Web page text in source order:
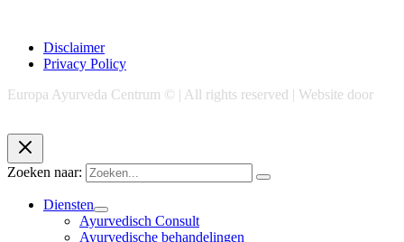
Disclaimer
Privacy Policy
Europa Ayurveda Centrum © | All rights reserved | Website door
Zoeken naar:
Diensten
Ayurvedisch Consult
Ayurvedische behandelingen